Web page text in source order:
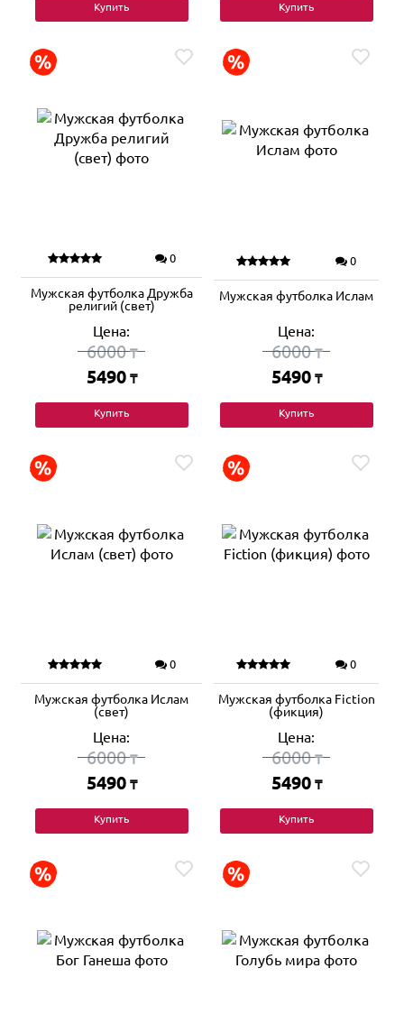
Купить Купить
0
Мужская футболка Дружба
религий (свет)
Цена:
6000₸
5490 ₸
Купить
0
Мужская футболка Ислам
Цена:
6000₸
5490 ₸
Купить
0
Мужская футболка Ислам
(свет)
Цена:
6000₸
5490 ₸
Купить
0
Мужская футболка Fiction
(фикция)
Цена:
6000₸
5490 ₸
Купить